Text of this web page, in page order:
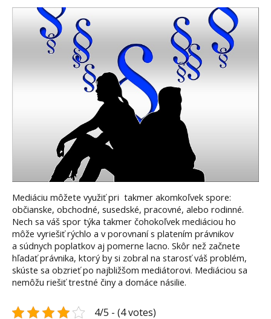
Mediáciu môžete využiť pri takmer akomkoľvek spore:
občianske, obchodné, susedské, pracovné, alebo rodinné.
Nech sa váš spor týka takmer čohokoľvek mediáciou ho
môže vyriešiť rýchlo a v porovnaní s platením právnikov
a súdnych poplatkov aj pomerne lacno. Skôr než začnete
hľadať právnika, ktorý by si zobral na starosť váš problém,
skúste sa obzrieť po najbližšom mediátorovi. Mediáciou sa
nemôžu riešiť trestné činy a domáce násilie.
4/5 - (4 votes)